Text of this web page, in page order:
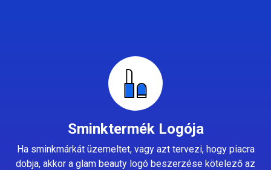
Sminktermék Logója
Ha sminkmárkát üzemeltet, vagy azt tervezi, hogy piacra
dobja, akkor a glam beauty logó beszerzése kötelező az